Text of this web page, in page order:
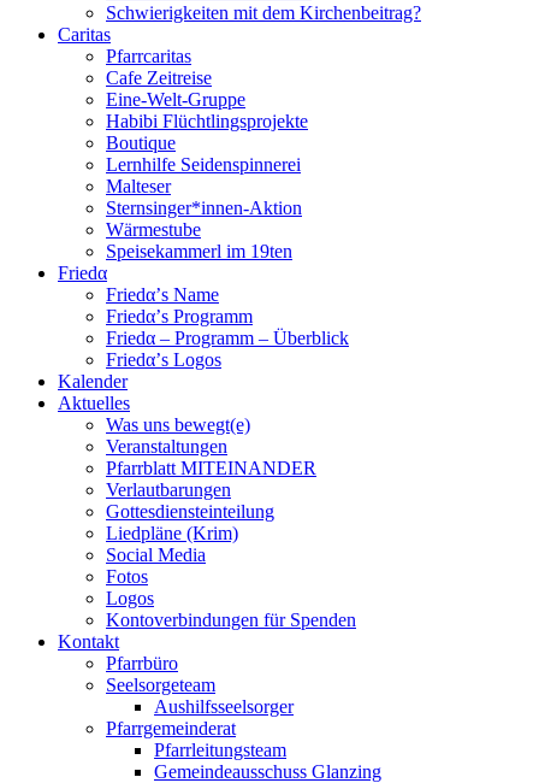
Schwierigkeiten mit dem Kirchenbeitrag?
Caritas
Pfarrcaritas
Cafe Zeitreise
Eine-Welt-Gruppe
Habibi Flüchtlingsprojekte
Boutique
Lernhilfe Seidenspinnerei
Malteser
Sternsinger*innen-Aktion
Wärmestube
Speisekammerl im 19ten
Friedα
Friedα’s Name
Friedα’s Programm
Friedα – Programm – Überblick
Friedα’s Logos
Kalender
Aktuelles
Was uns bewegt(e)
Veranstaltungen
Pfarrblatt MITEINANDER
Verlautbarungen
Gottesdiensteinteilung
Liedpläne (Krim)
Social Media
Fotos
Logos
Kontoverbindungen für Spenden
Kontakt
Pfarrbüro
Seelsorgeteam
Aushilfsseelsorger
Pfarrgemeinderat
Pfarrleitungsteam
Gemeindeausschuss Glanzing